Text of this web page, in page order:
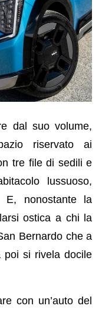
dal suo volume,
riservato ai
tre file di sedili e
lussuoso,
E, nonostante la
ostica a chi la
Bernardo che a
poi si rivela docile
con un’auto del